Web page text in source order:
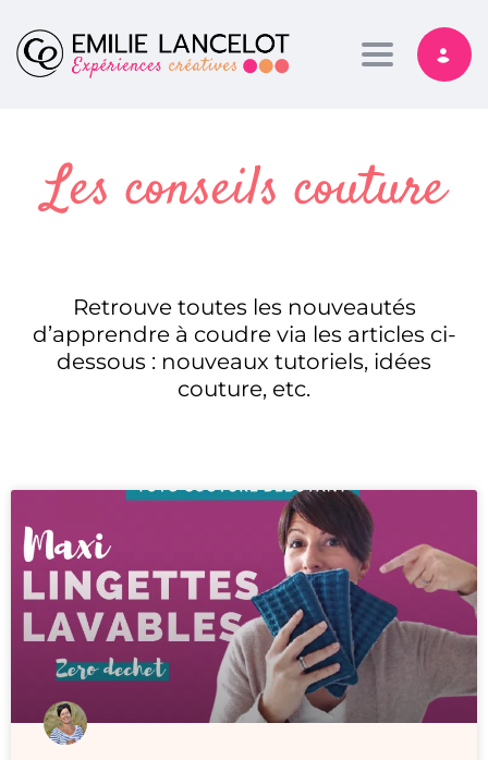
Toggle
Les conseils couture
Retrouve toutes les nouveautés
d’apprendre à coudre via les articles ci-
dessous : nouveaux tutoriels, idées
couture, etc.